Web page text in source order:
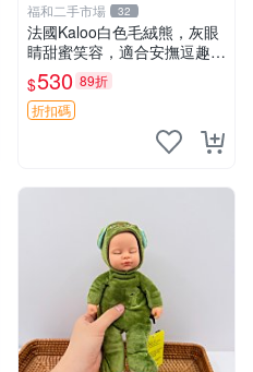
福和二手市場 32
法國Kaloo白色毛絨熊，灰眼
睛甜蜜笑容，適合安撫逗趣可
愛，柔軟面料手感佳。14 白
色安撫熊 毛絨玩具 寶寶逗樂
具
$530 89折
折扣碼